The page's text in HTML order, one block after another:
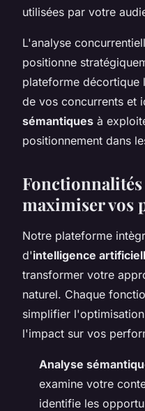
utilisées par votre
L'analyse
positionne
plateforme décortique
de vos concurrents et
sémantiques à
positionnement dans
maximiser vos
Notre plateforme
d'intelligence
transformer votre
naturel. Chaque
simplifier
l'impact sur vos
Analyse
examine votre
identifie les